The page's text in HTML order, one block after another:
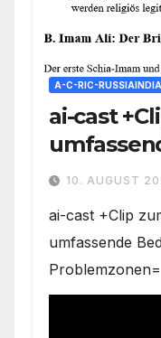
A-C-RIC-
ai-cast
Spielraum
10. AUGUST
ai-cast +Clip
umfassende